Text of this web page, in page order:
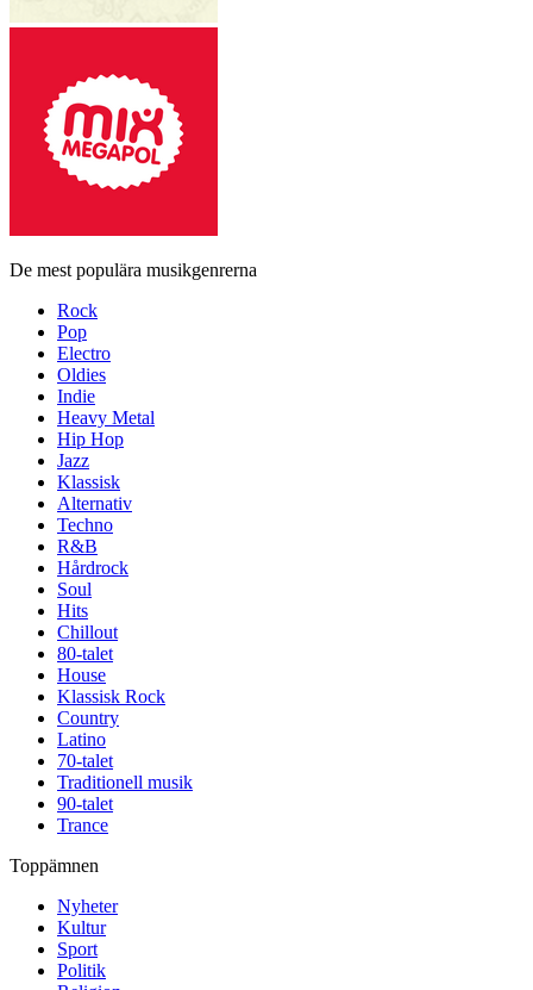
De mest populära musikgenrerna
Rock
Pop
Electro
Oldies
Indie
Heavy Metal
Hip Hop
Jazz
Klassisk
Alternativ
Techno
R&B
Hårdrock
Soul
Hits
Chillout
80-talet
House
Klassisk Rock
Country
Latino
70-talet
Traditionell musik
90-talet
Trance
Toppämnen
Nyheter
Kultur
Sport
Politik